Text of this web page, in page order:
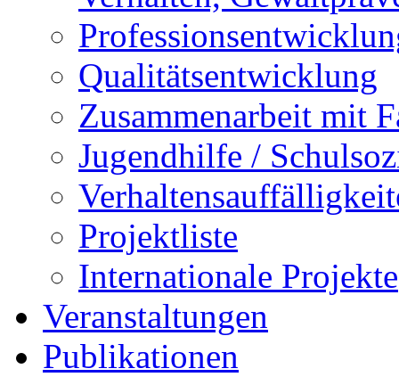
Qualitätsentwicklung
Zusammenarbeit mit
Jugendhilfe /
Projektliste
Internationale Projekte
Veranstaltungen
Publikationen